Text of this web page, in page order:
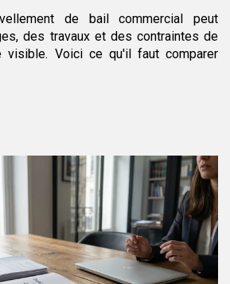
de bail commercial peut
des travaux et des contraintes de
visible. Voici ce qu'il faut comparer